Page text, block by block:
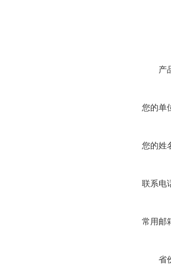
产
您的单
您的姓
联系电
常用邮
省